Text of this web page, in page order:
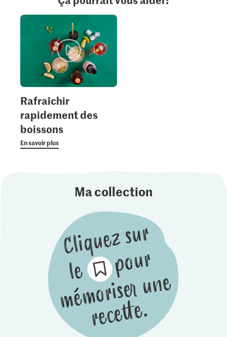
Rafraîchir
rapidement des
boissons
En savoir plus
Ma collection